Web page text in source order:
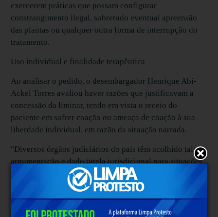
exercerem práticas que possam configurar
constrangimento ilegal, sobretudo eventual apreensão
das plantas ou qualquer outra forma de interrupção do
tratamento.
Uso individual e finalidade terapêutica
Ao analisar o pedido, o desembargador Henrique Abi-
Ackel Torres avaliou haver razões que justificavam a
concessão da liminar, tendo em vista o receio do
paciente em sofrer coação ou ameaça de coação à sua
liberdade individual, em razão da situação narrada.
"Diversos órgãos judiciários do país têm acolhido tal
argumentação e dado tutela jurisdicional para situações
assemelhadas à presente. A literatura médica, assim
como a doutrina jurídica, vem evoluindo com relação à
utilização de remédios à base da planta ora em cotejo,
para tratamento de diversas doenças, inclusive as